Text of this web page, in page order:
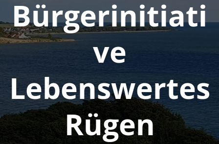
Bürgerinitiati
ve
Lebenswertes
Rügen